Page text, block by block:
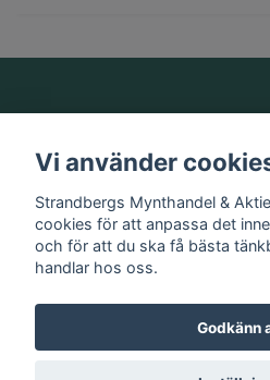
Information
Sociala medier
Vi använder
Strandbergs Mynthandel &
cookies för att anpassa det
och för att du ska få bästa
handlar hos oss.
Godkänn